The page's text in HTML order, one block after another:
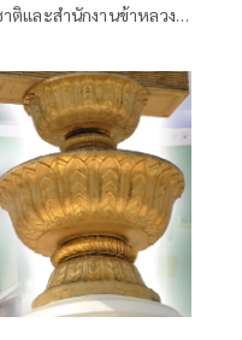
และสำนักงานข้าหลวง
ลายประเด็นที่ไม่เห็นด้วย
สีหศักดิ์”